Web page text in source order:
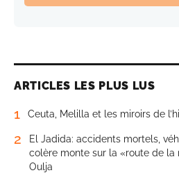
ARTICLES LES PLUS LUS
1 Ceuta, Melilla et les miroirs de
2
El Jadida: accidents mortels,
colère monte sur la «route de la
Oulja